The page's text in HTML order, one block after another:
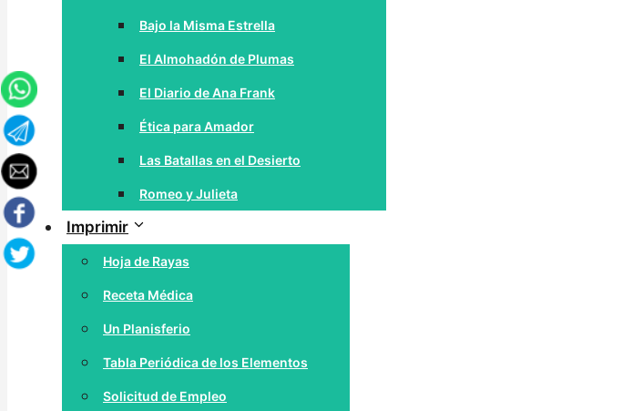
Bajo la Misma Estrella
El Almohadón de Plumas
El Diario de Ana Frank
Ética para Amador
Las Batallas en el Desierto
Romeo y Julieta
Imprimir
Hoja de Rayas
Receta Médica
Un Planisferio
Tabla Periódica de los Elementos
Solicitud de Empleo